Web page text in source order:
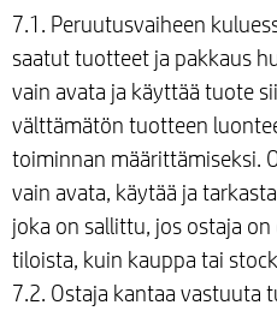
7.1. Peruutusvaiheen
saatut tuotteet ja pakkaus
vain avata ja käyttää tuote
välttämätön tuotteen
toiminnan määrittämiseksi.
vain avata, käytää ja
joka on sallittu, jos ostaja
tiloista, kuin kauppa tai
7.2. Ostaja kantaa vastuuta